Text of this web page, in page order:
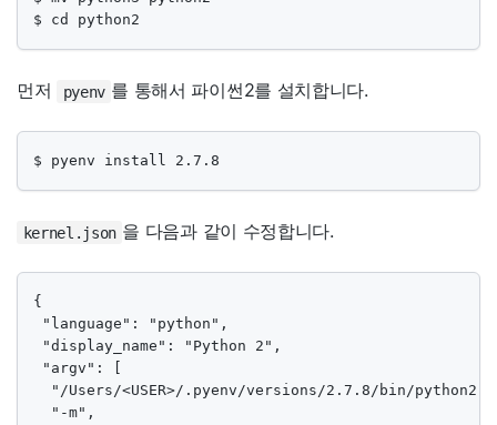
$ cd python2
먼저 pyenv 를 통해서 파이썬2를 설치합니다.
$ pyenv install 2.7.8
kernel.json 을 다음과 같이 수정합니다.
{
"language": "python",
"display_name": "Python 2",
"argv": [
"/Users/<USER>/.pyenv/versions/2.7.8/bin/
  "-m",